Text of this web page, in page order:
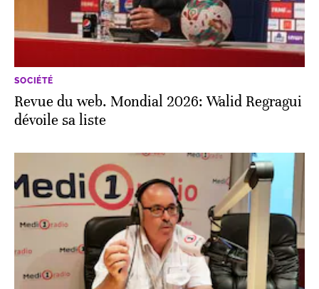
SOCIÉTÉ
Revue du web. Mondial 2026: Walid Regragui
dévoile sa liste